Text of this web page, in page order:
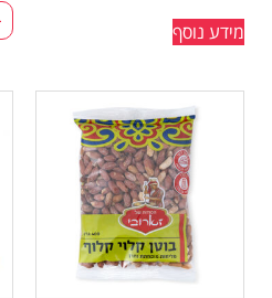
מידע נוסף